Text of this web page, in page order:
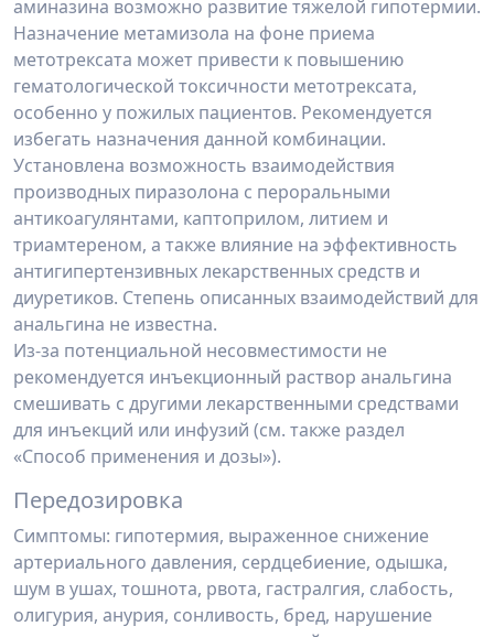
аминазина возможно развитие тяжелой гипотермии.
Назначение метамизола на фоне приема
метотрексата может привести к повышению
гематологической токсичности метотрексата,
особенно у пожилых пациентов. Рекомендуется
избегать назначения данной комбинации.
Установлена возможность взаимодействия
производных пиразолона с пероральными
антикоагулянтами, каптоприлом, литием и
триамтереном, а также влияние на эффективность
антигипертензивных лекарственных средств и
диуретиков. Степень описанных взаимодействий для
анальгина не известна.
Из-за потенциальной несовместимости не
рекомендуется инъекционный раствор анальгина
смешивать с другими лекарственными средствами
для инъекций или инфузий (см. также раздел
«Способ применения и дозы»).
Передозировка
Симптомы: гипотермия, выраженное снижение
артериального давления, сердцебиение, одышка,
шум в ушах, тошнота, рвота, гастралгия, слабость,
олигурия, анурия, сонливость, бред, нарушение